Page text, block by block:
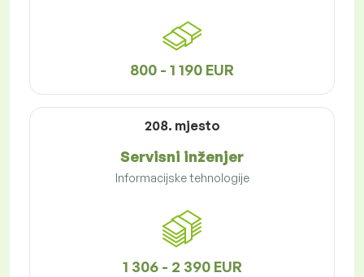
800 - 1 190 EUR
208. mjesto
Servisni inženjer
Informacijske tehnologije
1 306 - 2 390 EUR